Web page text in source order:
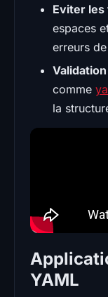
Eviter les
espaces
erreurs
comme
la
YAML